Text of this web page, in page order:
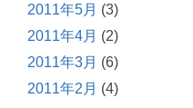
2011年5月 (3)
2011年4月 (2)
2011年3月 (6)
2011年2月 (4)